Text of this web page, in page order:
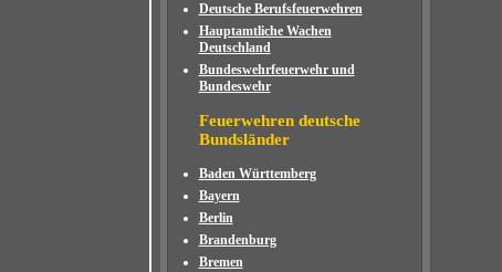
Deutsche Berufsfeuerwehren
Hauptamtliche Wachen
Deutschland
Bundeswehrfeuerwehr und
Bundeswehr
Feuerwehren deutsche
Bundsländer
Baden Württemberg
Bayern
Berlin
Brandenburg
Bremen